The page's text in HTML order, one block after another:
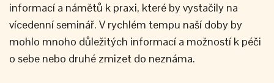
informací a námětů k praxi, které by vystačily na
vícedenní seminář. V rychlém tempu naší doby by
mohlo mnoho důležitých informací a možností k péči
o sebe nebo druhé zmizet do neznáma.